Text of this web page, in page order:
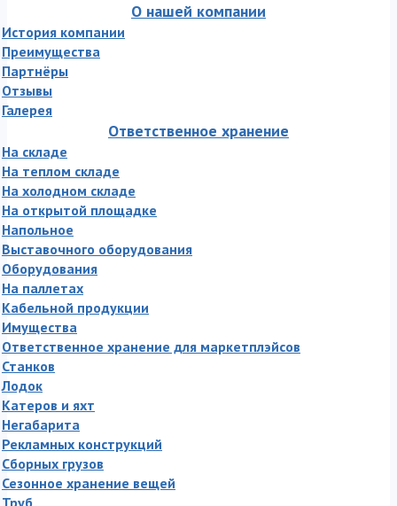
О нашей компании
История компании
Преимущества
Партнёры
Отзывы
Галерея
Ответственное хранение
На складе
На теплом складе
На холодном складе
На открытой площадке
Напольное
Выставочного оборудования
Оборудования
На паллетах
Кабельной продукции
Имущества
Ответственное хранение для маркетплэйсов
Станков
Лодок
Катеров и яхт
Негабарита
Рекламных конструкций
Сборных грузов
Сезонное хранение вещей